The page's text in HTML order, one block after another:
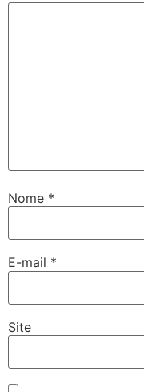
Nome *
E-mail *
Site